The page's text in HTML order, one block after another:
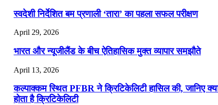
स्वदेशी निर्देशित बम प्रणाली ‘तारा’ का पहला सफल परीक्षण
April 29, 2026
भारत और न्यूजीलैंड के बीच ऐतिहासिक मुक्त व्यापार समझौते
April 13, 2026
कल्पाक्कम स्थित PFBR ने क्रिटिकेलिटी हासिल की, जानिए
होता है क्रिटिकेलिटी